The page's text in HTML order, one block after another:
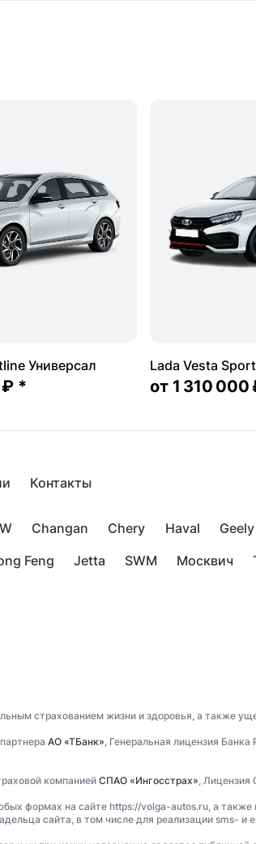
Универсал
₽ *
Lada Vesta
от 1 310 000
Контакты
Changan Chery Haval Geely
Feng Jetta SWM Москвич
страхованием жизни и здоровья, а также
АО «ТБанк» , Генеральная лицензия
компанией СПАО «Ингосстрах» ,
формах на сайте https://volga-autos.ru, а также
сайта, в том числе для реализации sms-